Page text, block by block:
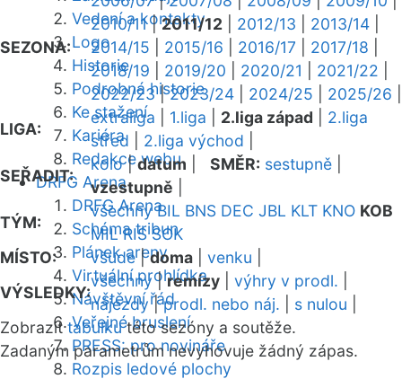
Vedení a kontakty
Logo
Historie
Podrobná historie
Ke stažení
Kariéra
Redakce webu
DRFG Arena
DRFG Arena
Schéma tribun
Plánek areny
Virtuální prohlídka
Návštěvní řád
Veřejné bruslení
PRESS: pro novináře
Rozpis ledové plochy
SEZONA:
2010/11|2011/12 2012/13 2013/14
2014/15
2015/16 2016/17 2017/18
2018/19
2019/20 2020/21 2021/22
2022/23|2023/24 2024/25 2025/26
LIGA:
extraliga 1.liga 2.liga západ
2.liga
střed
2.liga východ
SEŘADIT:
kolo|datum SMĚR: sestupně
vzestupně
TÝM:
všechny BIL BNS DEC JBL KLT KNO KOB
MIL RIS SOK
MÍSTO:
všude|doma venku
VÝSLEDKY:
všechny|remízy výhry v prodl.
nájezdy|prodl. nebo náj. s nulou
Zobrazittabulkutéto sezóny a soutěže.
Zadaným parametrům nevyhovuje žádný zápas.